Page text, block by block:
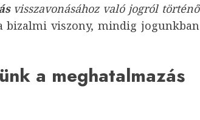
visszavonásához való jogról történő
viszony, mindig jogunkban
a meghatalmazás